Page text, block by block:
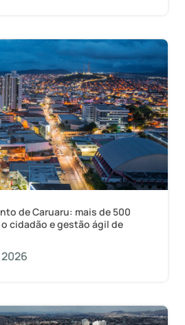
de Caruaru: mais de 500
cidadão e gestão ágil de